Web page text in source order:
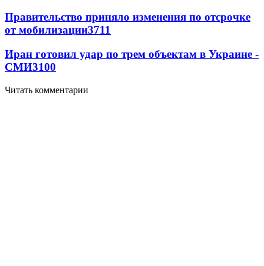
Правительство приняло изменения по отсрочке
от мобилизации3711
Иран готовил удар по трем объектам в Украине -
СМИ3100
Читать комментарии